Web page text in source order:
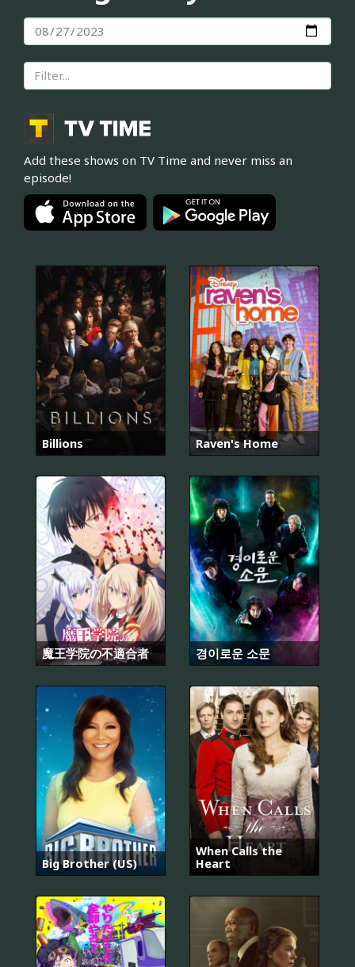
Add these shows on TV Time and never miss an
episode!
Billions Raven's Home
魔王学院の不適合者 경이로운 소문
Big Brother (US)
When Calls the
Heart